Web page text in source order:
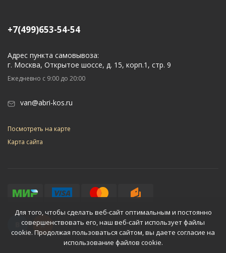
Для того, чтобы сделать веб-сайт оптимальным и постоянно
совершенствовать его, наш веб-сайт использует файлы
cookie. Продолжая пользоваться сайтом, вы даете согласие на
использование файлов cookie.
+7(499)653-54-54
Адрес пункта самовывоза:
г. Москва, Открытое шоссе, д. 15, корп.1, стр. 9
Ежедневно с 9:00 до 20:00
van@abri-kos.ru
Посмотреть на карте
Карта сайта